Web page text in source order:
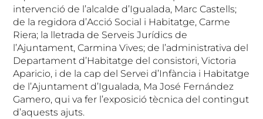
intervenció de l’alcalde d’Igualada, Marc Castells;
de la regidora d’Acció Social i Habitatge, Carme
Riera; la lletrada de Serveis Jurídics de
l’Ajuntament, Carmina Vives; de l’administrativa del
Departament d’Habitatge del consistori, Victoria
Aparicio, i de la cap del Servei d’Infància i Habitatge
de l’Ajuntament d’Igualada, Ma José Fernández
Gamero, qui va fer l’exposició tècnica del contingut
d’aquests ajuts.